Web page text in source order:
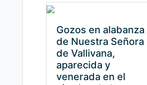
Gozos en alabanza
de Nuestra Señora
de Vallivana,
aparecida y
venerada en el